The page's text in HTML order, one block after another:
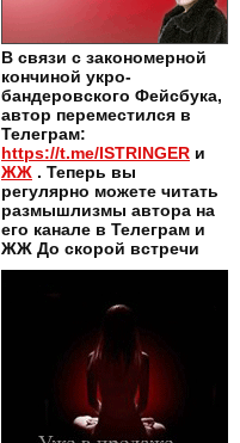
В связи с закономерной
кончиной укро-
бандеровского Фейсбука,
автор переместился в
Телеграм:
https://t.me/ISTRINGER и
ЖЖ . Теперь вы
регулярно можете читать
размышлизмы автора на
его канале в Телеграм и
ЖЖ До скорой встречи